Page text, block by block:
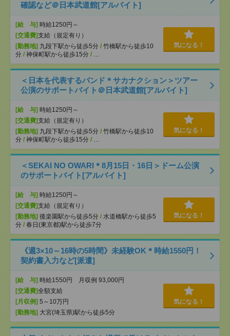
確認など＠日本武道館[アルバイト]
[給 与] 時給1250円～
[交通費]支給（規定有り）
[勤務地] 九段下駅から徒歩5分 / 竹橋駅から徒歩10
分 / 神保町駅から徒歩15分 / …
気になる！
＜日本を代表するバンド＊サカナクション＞ツアー
公演のサポートバイト＠日本武道館[アルバイト]
[給 与] 時給1250円～
[交通費]支給（規定有り）
[勤務地] 九段下駅から徒歩5分 / 竹橋駅から徒歩10
分 / 神保町駅から徒歩15分 / …
気になる！
＜SEKAI NO OWARI＊8月15日・16日＞ドーム公演
のサポートバイト[アルバイト]
[給 与] 時給1250円～
[交通費]支給（規定有り）
[勤務地] 後楽園駅から徒歩5分 / 水道橋駅から徒歩5
分 / 春日(東京都)駅から徒歩7分
気になる！
《週3×10～16時の5時間》未経験OK＊時給1550円！
契約書入力など[派遣]
[給 与] 時給1550円 月収例 93,000円
[交通費]全額支給
[月収例] 5～10万円
[勤務地] 大宮(埼玉県)駅から徒歩5分
気になる！